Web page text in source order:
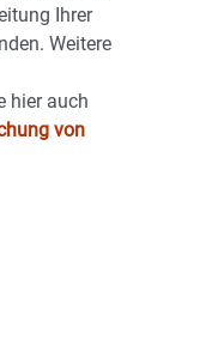
Ihrer
Weitere
hier auch
von